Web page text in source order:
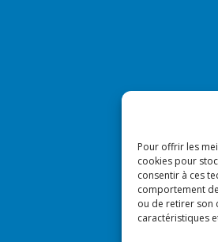
Pour offrir les
cookies pour
consentir à ces
comportement
ou de retirer son
caractéristiques